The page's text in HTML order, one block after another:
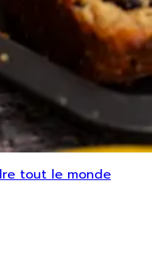
tout le monde